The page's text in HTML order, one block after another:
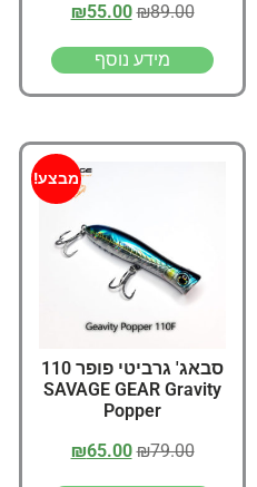
₪89.00
₪55.00
מידע נוסף
מבצע!
סבאג' גרביטי פופר 110
SAVAGE GEAR Gravity
Popper
₪79.00
₪65.00